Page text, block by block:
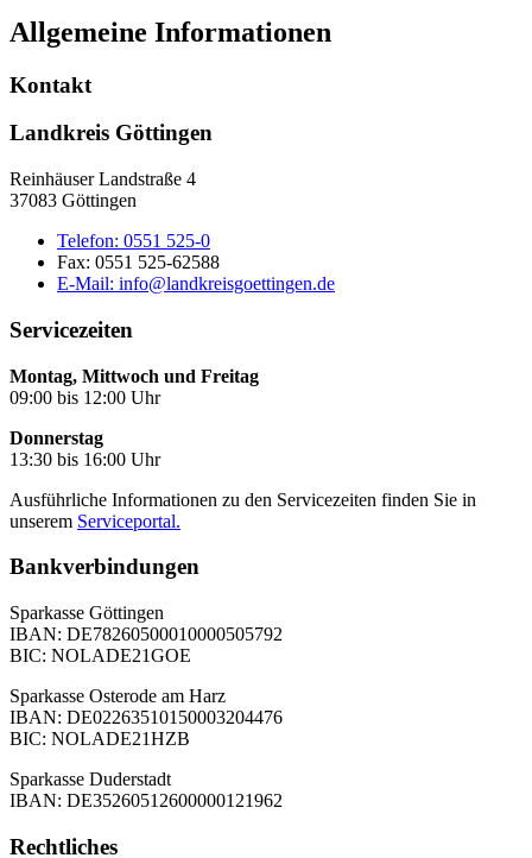
Allgemeine Informationen
Kontakt
Landkreis Göttingen
Reinhäuser Landstraße 4
37083 Göttingen
Telefon: 0551 525-0
Fax: 0551 525-62588
E-Mail: info@landkreisgoettingen.de
Servicezeiten
Montag, Mittwoch und Freitag
09:00 bis 12:00 Uhr
Donnerstag
13:30 bis 16:00 Uhr
Ausführliche Informationen zu den Servicezeiten finden Sie in
unserem Serviceportal.
Bankverbindungen
Sparkasse Göttingen
IBAN: DE78260500010000505792
BIC: NOLADE21GOE
Sparkasse Osterode am Harz
IBAN: DE02263510150003204476
BIC: NOLADE21HZB
Sparkasse Duderstadt
IBAN: DE35260512600000121962
Rechtliches